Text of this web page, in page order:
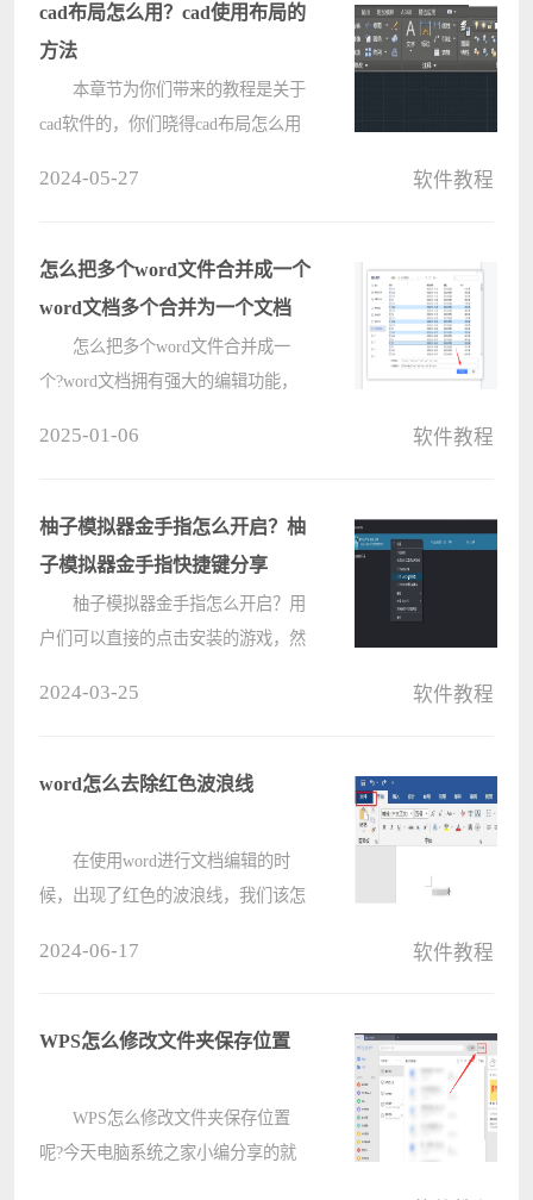
cad布局怎么用？cad使用布局的
方法
本章节为你们带来的教程是关于
cad软件的，你们晓得cad布局怎么用
在电脑中打开需要编辑的CAD图
纸，????
2024-05-27 软件教程
怎么把多个word文件合并成一个
word文档多个合并为一个文档
怎么把多个word文件合并成一
个?word文档拥有强大的编辑功能，
管理。那具体要怎么操作呢?word文
档多个????
2025-01-06 软件教程
柚子模拟器金手指怎么开启？柚
子模拟器金手指快捷键分享
柚子模拟器金手指怎么开启？用
户们可以直接的点击安装的游戏，然
本站来为用户们来仔细的介绍一下柚
2024-03-25 软件教程
word怎么去除红色波浪线
在使用word进行文档编辑的时
候，出现了红色的波浪线，我们该怎
1、首先打开word，然后点击左
2024-06-17 软件教程
WPS怎么修改文件夹保存位置
WPS怎么修改文件夹保存位置
呢?今天电脑系统之家小编分享的就